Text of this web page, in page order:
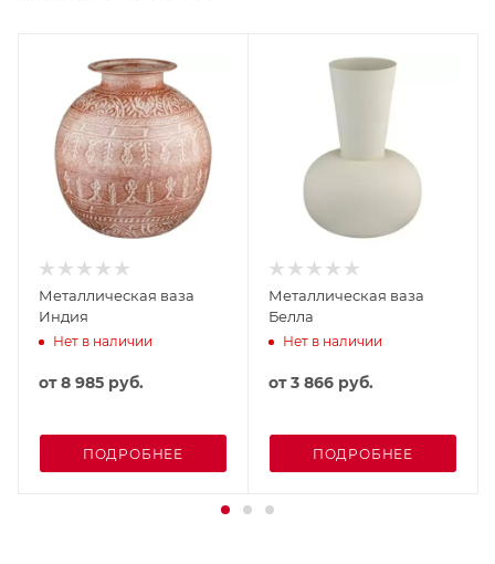
Металлическая ваза
Индия
Нет в наличии
от8 985 руб.
ПОДРОБНЕЕ
Металлическая ваза
Белла
Нет в наличии
от3 866 руб.
ПОДРОБНЕЕ